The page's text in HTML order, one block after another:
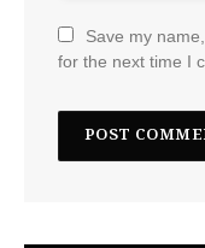
Save my
for the next time I